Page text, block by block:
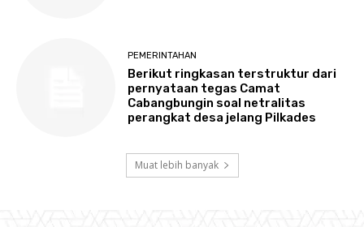
PEMERINTAHAN
Berikut ringkasan terstruktur dari
pernyataan tegas Camat
Cabangbungin soal netralitas
perangkat desa jelang Pilkades
Muat lebih banyak